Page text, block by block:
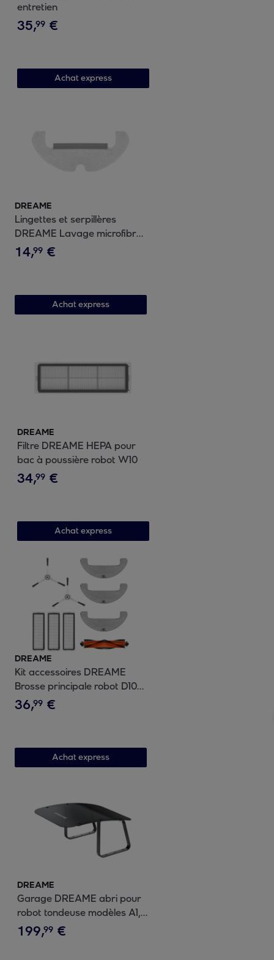
entretien
35,99 €
Achat express
DREAME
Lingettes et serpillères
DREAME Lavage microfibre
x2 robot D10s Plus D9 Plus
14,99 €
Achat express
DREAME
Filtre DREAME HEPA pour
bac à poussière robot W10
34,99 €
Achat express
DREAME
Kit accessoires DREAME
Brosse principale robot D10
Plus
36,99 €
Achat express
DREAME
Garage DREAME abri pour
robot tondeuse modèles A1,
A1 Pro, A2 et A3
199,99 €